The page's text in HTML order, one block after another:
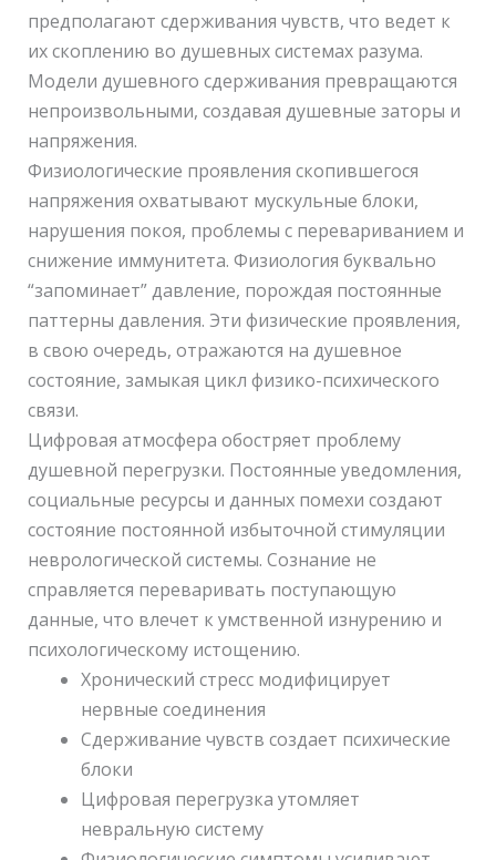
предполагают сдерживания чувств, что ведет к
их скоплению во душевных системах разума.
Модели душевного сдерживания превращаются
непроизвольными, создавая душевные заторы и
напряжения.
Физиологические проявления скопившегося
напряжения охватывают мускульные блоки,
нарушения покоя, проблемы с перевариванием и
снижение иммунитета. Физиология буквально
“запоминает” давление, порождая постоянные
паттерны давления. Эти физические проявления,
в свою очередь, отражаются на душевное
состояние, замыкая цикл физико-психического
связи.
Цифровая атмосфера обостряет проблему
душевной перегрузки. Постоянные уведомления,
социальные ресурсы и данных помехи создают
состояние постоянной избыточной стимуляции
неврологической системы. Сознание не
справляется переваривать поступающую
данные, что влечет к умственной изнурению и
психологическому истощению.
Хронический стресс модифицирует
нервные соединения
Сдерживание чувств создает психические
блоки
Цифровая перегрузка утомляет
невральную систему